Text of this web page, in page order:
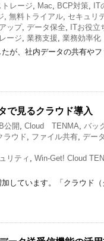
レージ, Mac, BCP対策, IT
, 無料トライアル, セキュリ
ップ, データ保全, ITお役立
ージ, 業務支援, 業務効率化
が、社内データの共有や
で見るクラウド導入
公開 , Cloud TENMA, バッ
ラウド, ファイル共有, デー
リティ , Win-Get! Cloud
しています。「クラウド